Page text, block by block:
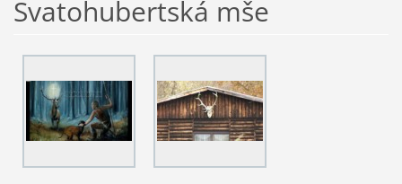
Svatohubertská mše